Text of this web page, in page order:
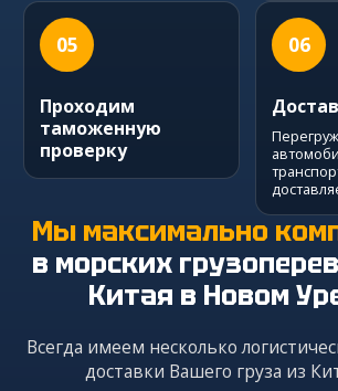
05
Проходим
таможенную
проверку
06
Мы максимально
в морских
Китая в Новом
Всегда имеем несколько
доставки Вашего груза из